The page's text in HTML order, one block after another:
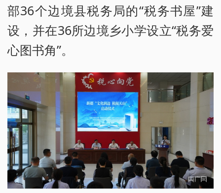
部36个边境县税务局的“税务书屋”建
设，并在36所边境乡小学设立“税务爱
心图书角”。